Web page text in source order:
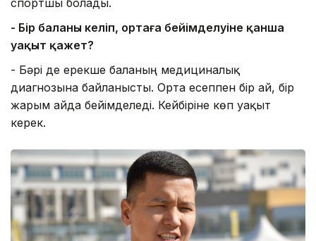
- Бір баланың келіп, ортаға бейімделуіне қанша
уақыт қажет?
- Бәрі де ерекше баланың медициналық
диагнозына байланысты. Орта есеппен бір ай, бір
жарым айда бейімделеді. Кейбіріне көп уақыт
керек.